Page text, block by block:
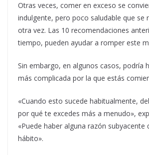
Otras veces, comer en exceso se
indulgente, pero poco saludable que se
otra vez. Las 10 recomendaciones
tiempo, pueden ayudar a romper este
Sin embargo, en algunos casos, podría
más complicada por la que estás
«Cuando esto sucede habitualmente,
por qué te excedes más a menudo»,
«Puede haber alguna razón subyacente
hábito».